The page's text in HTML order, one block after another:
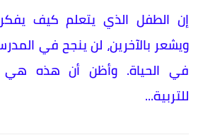
إن الطفل الذي يتعلم كيف
ويشعر بالآخرين، لن ينجح في
في الحياة. وأظن أن هذه هي
للتربية...